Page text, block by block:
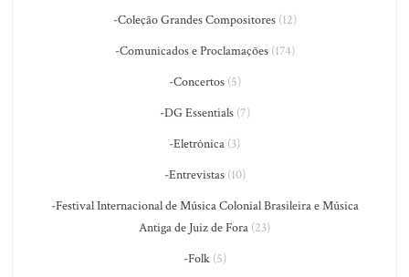
-Coleção Grandes Compositores(12)
-Comunicados e Proclamações(174)
-Concertos(5)
-DG Essentials(7)
-Eletrônica (3)
-Entrevistas(10)
-Festival Internacional de Música Colonial Brasileira e Música
Antiga de Juiz de Fora (23)
-Folk(5)